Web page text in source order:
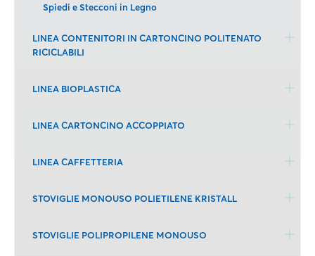
Spiedi e Stecconi in Legno
LINEA CONTENITORI IN CARTONCINO POLITENATO
RICICLABILI
LINEA BIOPLASTICA
LINEA CARTONCINO ACCOPPIATO
LINEA CAFFETTERIA
STOVIGLIE MONOUSO POLIETILENE KRISTALL
STOVIGLIE POLIPROPILENE MONOUSO